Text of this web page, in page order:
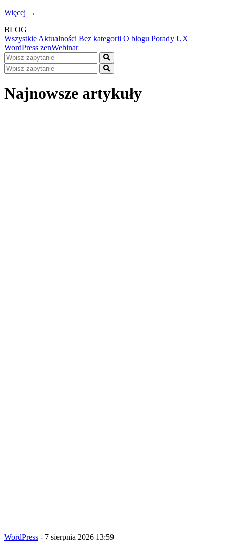
Więcej →
BLOG
Wszystkie Aktualności Bez kategorii O blogu Porady UX
WordPress zenWebinar
Najnowsze artykuły
WordPress - 7 sierpnia 2026 13:59